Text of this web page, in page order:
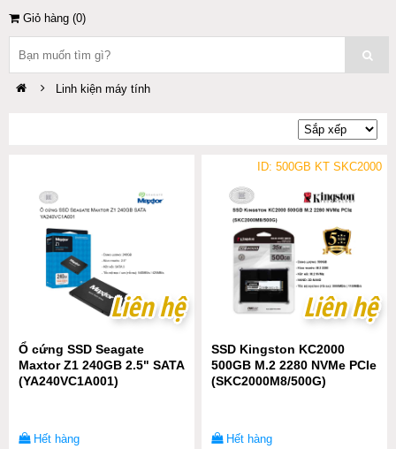
Giỏ hàng (0)
Linh kiện máy tính
Liên hệ
Liên hệ
Ổ cứng SSD Seagate
Maxtor Z1 240GB 2.5" SATA
(YA240VC1A001)
Hết hàng
ID: 500GB KT SKC2000
Liên hệ
Liên hệ
SSD Kingston KC2000
500GB M.2 2280 NVMe PCIe
(SKC2000M8/500G)
Hết hàng